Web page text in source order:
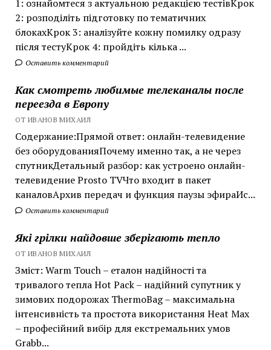
1: ознайомтеся з актуальною редакцією тестівКрок
2: розподіліть підготовку по тематичних
блокахКрок 3: аналізуйте кожну помилку одразу
після тестуКрок 4: пройдіть кілька ...
Оставить комментарий
Как смотреть любимые телеканалы после
переезда в Европу
ОТ ИВАНОВ МИХАИЛ
Содержание:Прямой ответ: онлайн-телевидение
без оборудованияПочему именно так, а не через
спутникДетальный разбор: как устроено онлайн-
телевидение Prosto TVЧто входит в пакет
каналовАрхив передач и функция паузы эфираИс...
Оставить комментарий
Які грілки найдовше зберігають тепло
ОТ ИВАНОВ МИХАИЛ
Зміст: Warm Touch – еталон надійності та
тривалого тепла Hot Pack – надійний супутник у
зимових подорожах ThermoBag – максимальна
інтенсивність та простота використання Heat Max
– професійний вибір для екстремальних умов
Grabb...